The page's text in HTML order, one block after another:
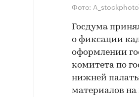
Фото:
Госдума
о фиксации
оформлении
комитета по
нижней
материалов на